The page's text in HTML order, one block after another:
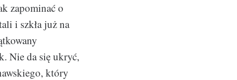
zapominać o
i szkła już na
Nie da się ukryć,
który